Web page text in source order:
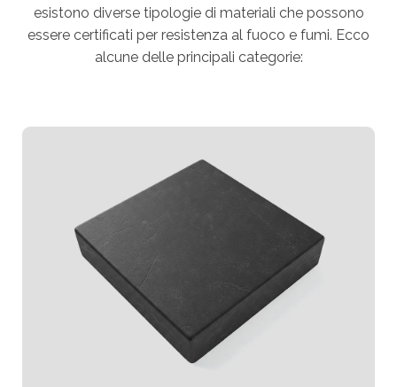
esistono diverse tipologie di materiali che possono
essere certificati per resistenza al fuoco e fumi. Ecco
alcune delle principali categorie: